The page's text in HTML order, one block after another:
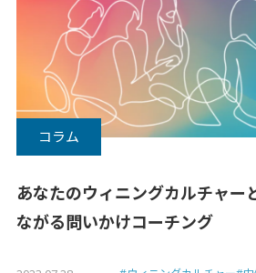
コラム
あなたのウィニングカルチャー
ながる問いかけコーチング